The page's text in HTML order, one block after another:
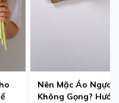
Nên Mặc Áo Ngực
Không Gọng?